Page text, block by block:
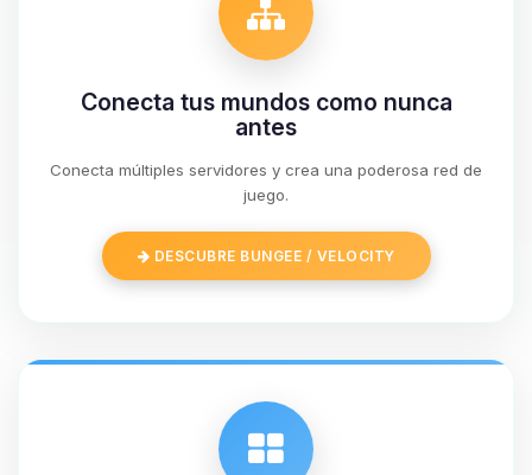
Conecta tus mundos como nunca
antes
Conecta múltiples servidores y crea una poderosa red de
juego.
DESCUBRE BUNGEE / VELOCITY
Yupi, por fin alguien con quien
que necesitas y moveré mis